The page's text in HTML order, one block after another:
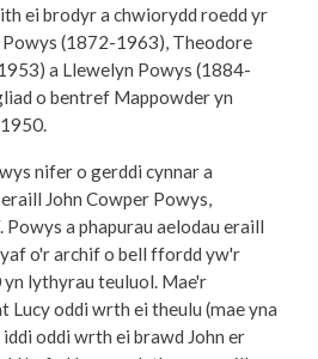
ei brodyr a chwiorydd roedd yr
(1872-1963), Theodore
a Llewelyn Powys (1884-
o bentref Mappowder yn
nifer o gerddi cynnar a
John Cowper Powys,
Powys a phapurau aelodau eraill
o'r archif o bell ffordd yw'r
lythyrau teuluol. Mae'r
oddi wrth ei theulu (mae yna
oddi wrth ei brawd John er